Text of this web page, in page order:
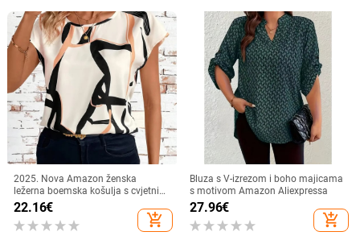
veličine
2025. Nova Amazon ženska
ležerna boemska košulja s cvjetnim
printom preko granica
22.16€
add_shopping_cart
Bluza s V-izrezom i boho majicama
s motivom Amazon Aliexpressa
27.96€
add_shopping_cart